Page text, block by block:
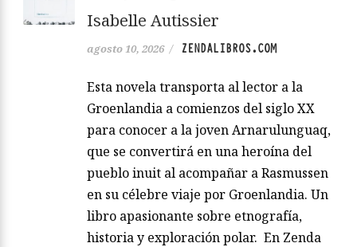
Isabelle Autissier
agosto 10, 2026 / ZENDALIBROS.COM
Esta novela transporta al lector a la
Groenlandia a comienzos del siglo XX
para conocer a la joven Arnarulunguaq,
que se convertirá en una heroína del
pueblo inuit al acompañar a Rasmussen
en su célebre viaje por Groenlandia. Un
libro apasionante sobre etnografía,
historia y exploración polar. En Zenda